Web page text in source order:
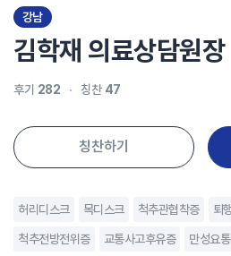
강남
김학재 의료상담원장
후기 282 칭찬 47
칭찬하기
허리디스크 목디스크 척추관협착증 퇴
척추전방전위증 교통사고후유증 만성요통